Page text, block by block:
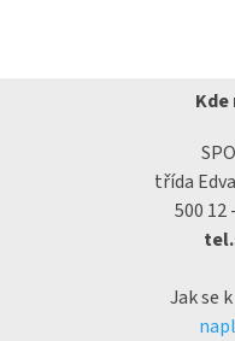
Kde
třída
500 12
Jak se